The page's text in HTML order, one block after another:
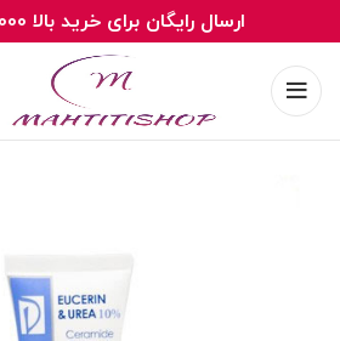
ارسال رایگان برای خرید بالا 5,000,000 تومان